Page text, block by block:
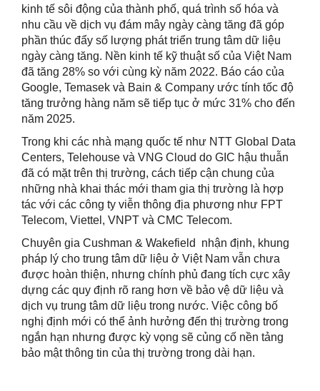
kinh tế sôi động của thành phố, quá trình số hóa và
nhu cầu về dịch vụ đám mây ngày càng tăng đã góp
phần thúc đẩy số lượng phát triển trung tâm dữ liệu
ngày càng tăng. Nền kinh tế kỹ thuật số của Việt Nam
đã tăng 28% so với cùng kỳ năm 2022. Báo cáo của
Google, Temasek và Bain & Company ước tính tốc độ
tăng trưởng hàng năm sẽ tiếp tục ở mức 31% cho đến
năm 2025.
Trong khi các nhà mạng quốc tế như NTT Global Data
Centers, Telehouse và VNG Cloud do GIC hậu thuẫn
đã có mặt trên thị trường, cách tiếp cận chung của
những nhà khai thác mới tham gia thị trường là hợp
tác với các công ty viễn thông địa phương như FPT
Telecom, Viettel, VNPT và CMC Telecom.
Chuyên gia Cushman & Wakefield nhận định, khung
pháp lý cho trung tâm dữ liệu ở Việt Nam vẫn chưa
được hoàn thiện, nhưng chính phủ đang tích cực xây
dựng các quy định rõ rang hơn về bảo vệ dữ liệu và
dịch vụ trung tâm dữ liệu trong nước. Việc công bố
nghị định mới có thể ảnh hưởng đến thị trường trong
ngắn hạn nhưng được kỳ vọng sẽ củng cố nền tảng
bảo mật thông tin của thị trường trong dài hạn.